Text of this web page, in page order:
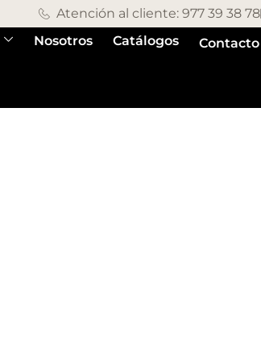
Atención al cliente: 977 39 38 78
Nosotros Catálogos Contacto